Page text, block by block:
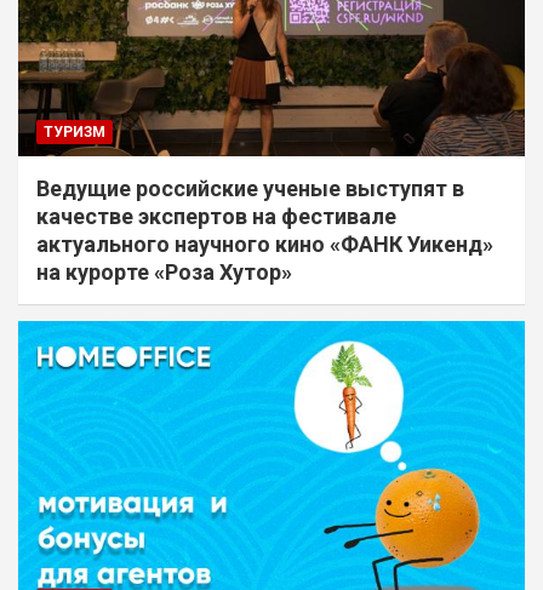
ТУРИЗМ
Ведущие российские ученые выступят в
качестве экспертов на фестивале
актуального научного кино «ФАНК Уикенд»
на курорте «Роза Хутор»